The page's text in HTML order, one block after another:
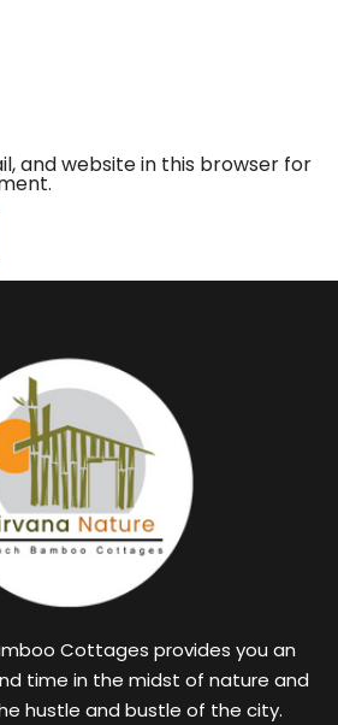
and website in this browser for
Cottages provides you an
time in the midst of nature and
hustle and bustle of the city.